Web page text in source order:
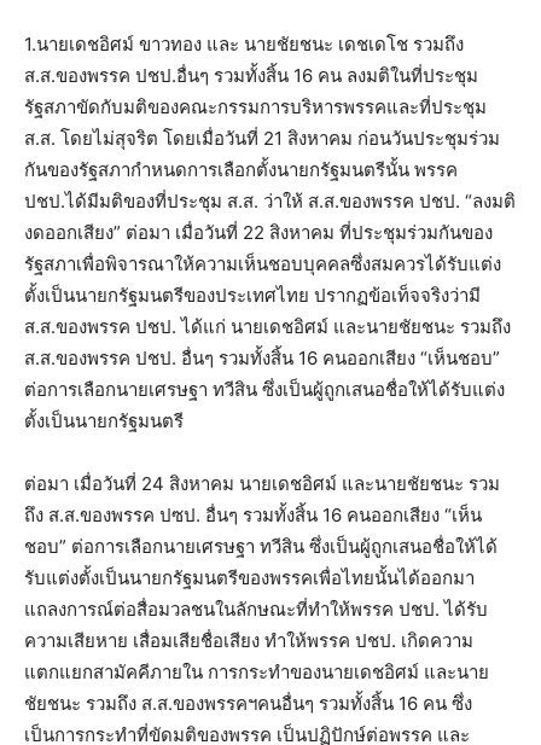
1.นายเดชอิศม์ ขาวทอง และ นายชัยชนะ เดชเดโช รวมถึง
ส.ส.ของพรรค ปชป.อื่นๆ รวมทั้งสิ้น 16 คน ลงมติในที่ประชุม
รัฐสภาขัดกับมติของคณะกรรมการบริหารพรรคและที่ประชุม
ส.ส. โดยไม่สุจริต โดยเมื่อวันที่ 21 สิงหาคม ก่อนวันประชุมร่วม
กันของรัฐสภากำหนดการเลือกตั้งนายกรัฐมนตรีนั้น พรรค
ปชป.ได้มีมติของที่ประชุม ส.ส. ว่าให้ ส.ส.ของพรรค ปชป. “ลงมติ
งดออกเสียง” ต่อมา เมื่อวันที่ 22 สิงหาคม ที่ประชุมร่วมกันของ
รัฐสภาเพื่อพิจารณาให้ความเห็นชอบบุคคลซึ่งสมควรได้รับแต่ง
ตั้งเป็นนายกรัฐมนตรีของประเทศไทย ปรากฏข้อเท็จจริงว่ามี
ส.ส.ของพรรค ปชป. ได้แก่ นายเดชอิศม์ และนายชัยชนะ รวมถึง
ส.ส.ของพรรค ปชป. อื่นๆ รวมทั้งสิ้น 16 คนออกเสียง “เห็นชอบ”
ต่อการเลือกนายเศรษฐา ทวีสิน ซึ่งเป็นผู้ถูกเสนอชื่อให้ได้รับแต่ง
ตั้งเป็นนายกรัฐมนตรี
ต่อมา เมื่อวันที่ 24 สิงหาคม นายเดชอิศม์ และนายชัยชนะ รวม
ถึง ส.ส.ของพรรค ปซป. อื่นๆ รวมทั้งสิ้น 16 คนออกเสียง “เห็น
ชอบ” ต่อการเลือกนายเศรษฐา ทวีสิน ซึ่งเป็นผู้ถูกเสนอชื่อให้ได้
รับแต่งตั้งเป็นนายกรัฐมนตรีของพรรคเพื่อไทยนั้นได้ออกมา
แถลงการณ์ต่อสื่อมวลชนในลักษณะที่ทำให้พรรค ปชป. ได้รับ
ความเสียหาย เสื่อมเสียชื่อเสียง ทำให้พรรค ปชป. เกิดความ
แตกแยกสามัคคีภายใน การกระทำของนายเดชอิศม์ และนาย
ชัยชนะ รวมถึง ส.ส.ของพรรคฯคนอื่นๆ รวมทั้งสิ้น 16 คน ซึ่ง
เป็นการกระทำที่ขัดมติของพรรค เป็นปฏิปักษ์ต่อพรรค และ